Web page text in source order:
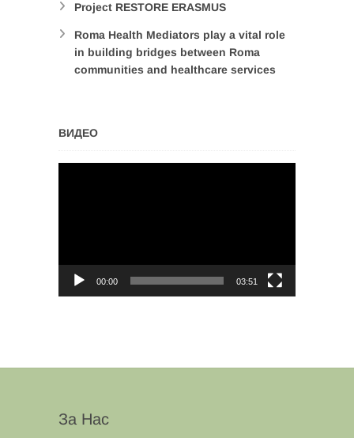
Project RESTORE ERASMUS
Roma Health Mediators play a vital role
in building bridges between Roma
communities and healthcare services
ВИДЕО
00:00 03:51
За Нас